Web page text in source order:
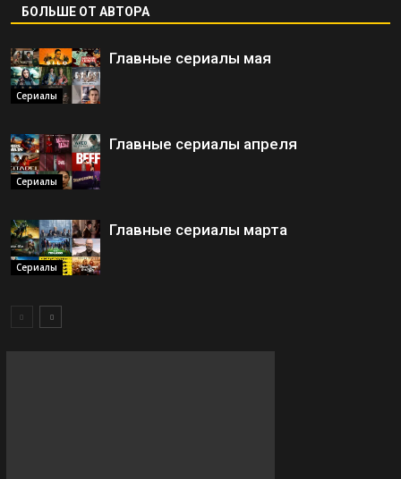
БОЛЬШЕ ОТ АВТОРА
Сериалы
Главные сериалы мая
Сериалы
Главные сериалы апреля
Сериалы
Главные сериалы марта